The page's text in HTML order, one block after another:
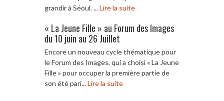
grandir à Séoul. ...Lire la suite
« La Jeune Fille » au Forum des Images
du 10 juin au 26 Juillet
Encore un nouveau cycle thématique pour
le Forum des Images, qui a choisi « La Jeune
Fille » pour occuper la première partie de
son été pari...Lire la suite